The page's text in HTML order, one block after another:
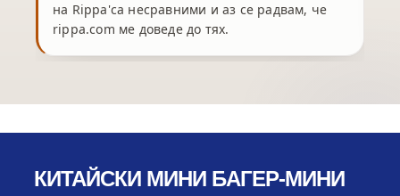
на Rippa'са несравними и аз се радвам, че
rippa.com ме доведе до тях.
КИТАЙСКИ МИНИ БАГЕР-МИНИ